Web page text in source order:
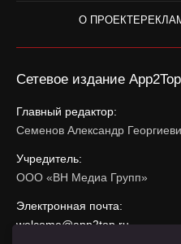
О ПРОЕКТЕ
Сетевое издание App2Top
Главный редактор:
Семенов Александр
Учредитель:
ООО «ВН Медиа Групп»
Электронная почта:
welcome@app2top.ru